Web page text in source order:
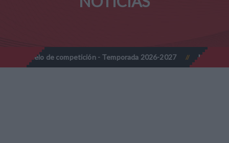
competición - Temporada 2026-2027 // Nota Informativa RFFM